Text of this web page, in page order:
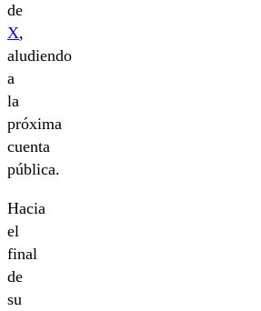
de
X,
aludiendo
a
la
próxima
cuenta
pública.
Hacia
el
final
de
su